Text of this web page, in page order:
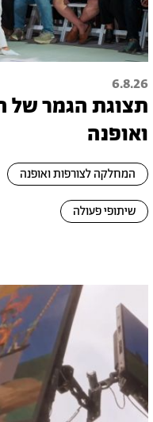
6.8.26
תצוגת הגמר של
ואופנה
המחלקה לצורפות ואופנה
שיתופי פעולה